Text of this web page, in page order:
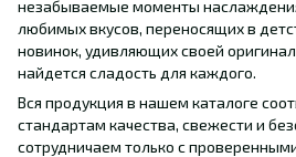
незабываемые моменты
любимых вкусов, переносящих в
новинок, удивляющих своей
найдется сладость для каждого.
Вся продукция в нашем каталоге
стандартам качества, свежести и
сотрудничаем только с